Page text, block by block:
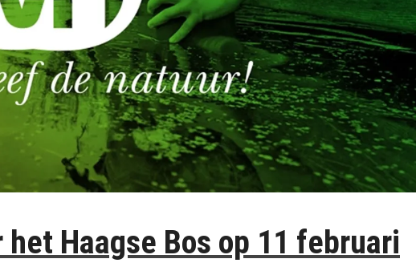
Haagse Bos op 11 februari